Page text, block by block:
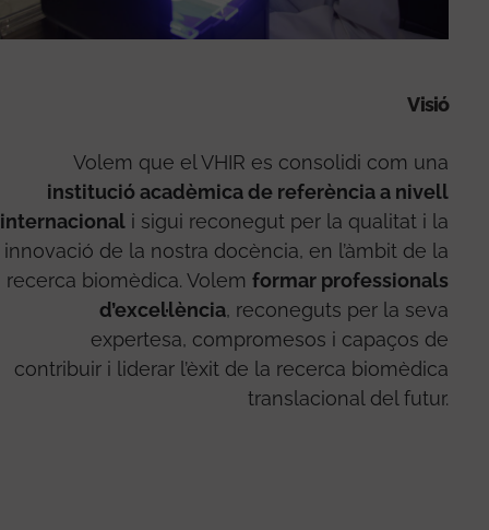
Visió
Volem que el VHIR es consolidi com una
institució acadèmica de referència a nivell
internacional i sigui reconegut per la qualitat i la
innovació de la nostra docència, en l’àmbit de la
recerca biomèdica. Volemformar professionals
d’excel·lència, reconeguts per la seva
expertesa, compromesos i capaços de
contribuir i liderar l’èxit de la recerca biomèdica
translacional del futur.